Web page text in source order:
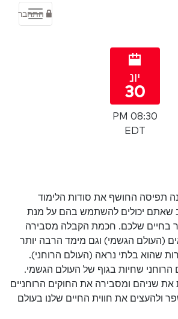
התחבר
יונ
30
08:30 PM
EDT
משנה תפיסה החושף את סודות הלימוד
שאתם יכולים להשתמש בהם על מנת
בחיים שלכם. חכמת הקבלה מסבירה
(העולם הגשמי) וגם מימד הרבה יותר
שהוא בלתי נראה (העולם הרוחני).
הרוחני שחיות בגוף של העולם הגשמי.
שניהם ומסבירה את החוקים הרוחניים
ולהעצים את חווית החיים שלנו בעולם